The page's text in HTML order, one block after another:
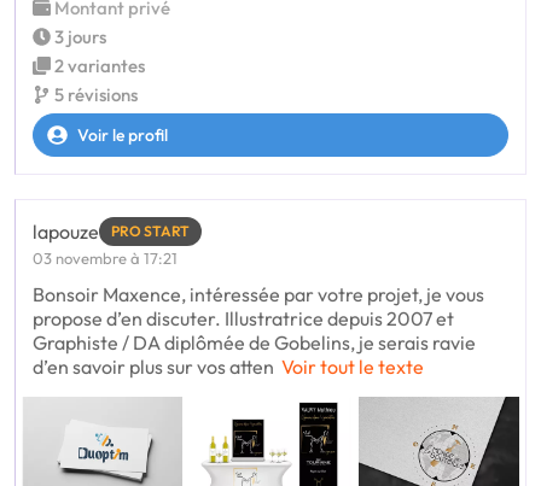
Montant privé
3 jours
2 variantes
5 révisions
Voir le profil
lapouze PRO START
03 novembre à 17:21
Bonsoir Maxence, intéressée par votre projet, je vous
propose d’en discuter. Illustratrice depuis 2007 et
Graphiste / DA diplômée de Gobelins, je serais ravie
d’en savoir plus sur vos atten Voir tout le texte